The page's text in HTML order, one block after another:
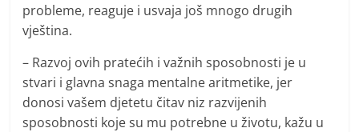
probleme, reaguje i usvaja još mnogo drugih
vještina.
– Razvoj ovih pratećih i važnih sposobnosti je u
stvari i glavna snaga mentalne aritmetike, jer
donosi vašem djetetu čitav niz razvijenih
sposobnosti koje su mu potrebne u životu, kažu u